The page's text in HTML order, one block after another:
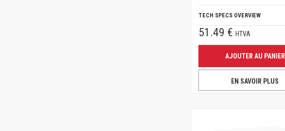
TECH SPECS OVERVIEW
51.49 € HTVA
AJOUTER AU PANIER
EN SAVOIR PLUS